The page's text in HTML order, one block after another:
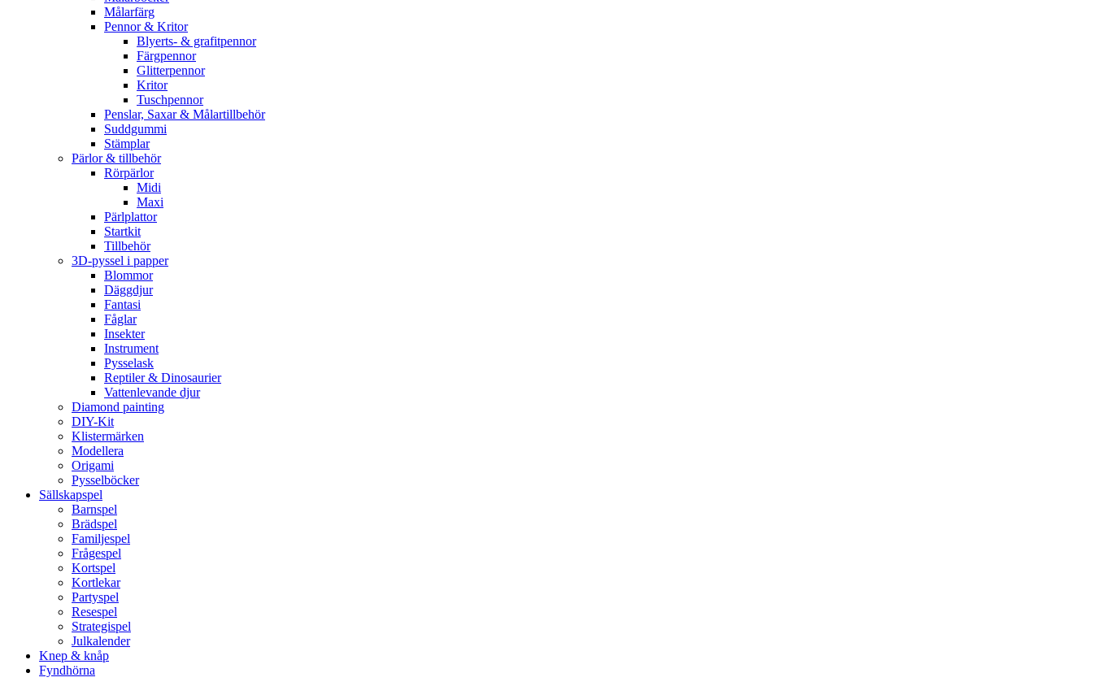
Målarfärg
Pennor & Kritor
Blyerts- & grafitpennor
Färgpennor
Glitterpennor
Kritor
Tuschpennor
Penslar, Saxar & Målartillbehör
Suddgummi
Stämplar
Pärlor & tillbehör
Rörpärlor
Midi
Maxi
Pärlplattor
Startkit
Tillbehör
3D-pyssel i papper
Blommor
Däggdjur
Fantasi
Fåglar
Insekter
Instrument
Pysselask
Reptiler & Dinosaurier
Vattenlevande djur
Diamond painting
DIY-Kit
Klistermärken
Modellera
Origami
Pysselböcker
Sällskapspel
Barnspel
Brädspel
Familjespel
Frågespel
Kortspel
Kortlekar
Partyspel
Resespel
Strategispel
Julkalender
Knep & knåp
Fyndhörna